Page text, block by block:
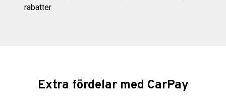
rabatter
Extra fördelar med CarPay